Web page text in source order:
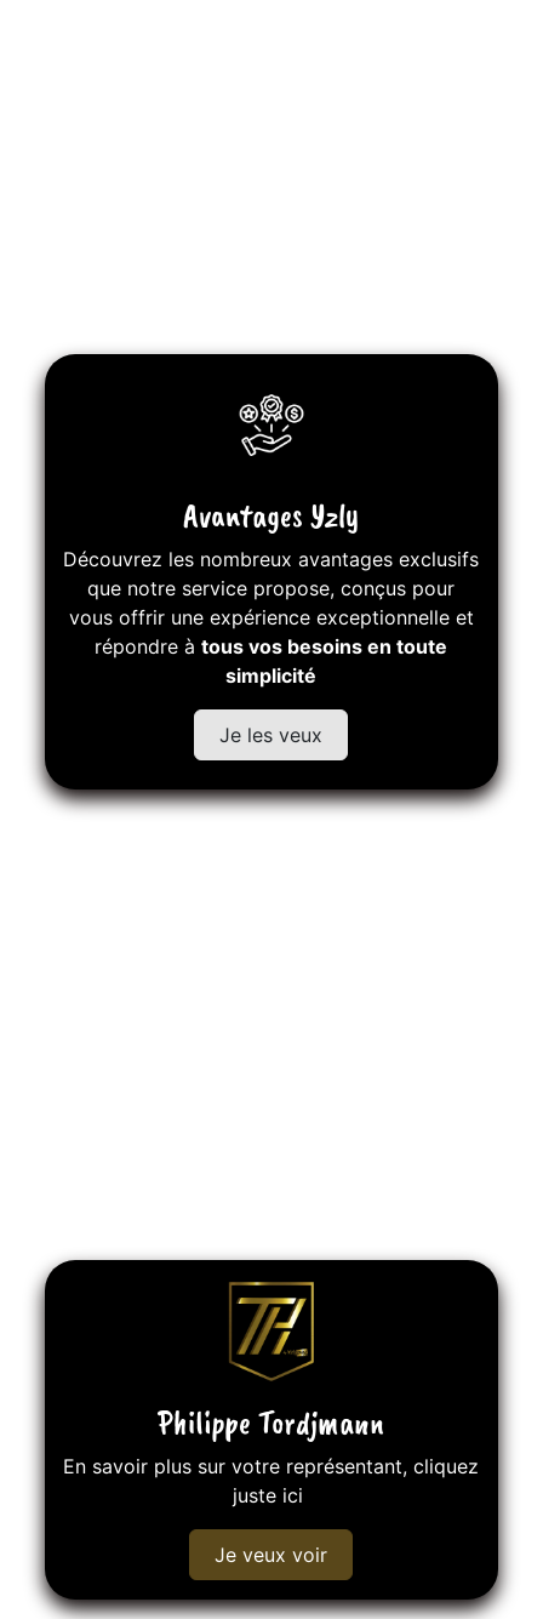
Avantages Yzly
Découvrez les nombreux avantages exclusifs
que notre service propose, conçus pour
vous offrir une expérience exceptionnelle et
répondre àtous vos besoins en toute
simplicité
Je les veux
Philippe Tordjmann
En savoir plus sur votre représentant, cliquez
juste ici
Je veux voir